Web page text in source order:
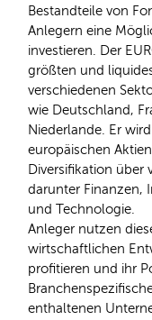
Bestandteile von
Anlegern eine
investieren. Der
größten und
verschiedenen
wie Deutschland,
Niederlande. Er
europäischen
Diversifikation über
darunter Finanzen,
und Technologie.
Anleger nutzen
wirtschaftlichen
profitieren und ihr
enthaltenen